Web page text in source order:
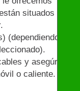
situados los
(dependiendo
y asegúrese
o caliente.